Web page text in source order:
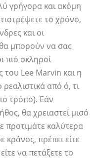
γρήγορα και ακόμη
το χρόνο,
και οι
θα μπορούν να σας
πιό σκληροί
του Lee Marvin και η
από ό, τι
τρόπο). Εάν
θα χρειαστεί μισό
προτιμάτε καλύτερα
πρέπει είτε
να πετάξετε το